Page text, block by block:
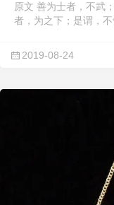
原文 善为士者，不武
者，为之下；是谓，
2019-08-24